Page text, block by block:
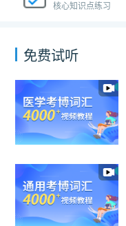
核心知识点练习
免费试听